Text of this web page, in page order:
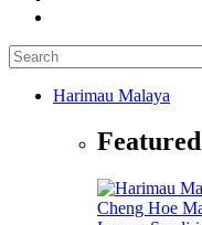
Harimau Malaya
Featured